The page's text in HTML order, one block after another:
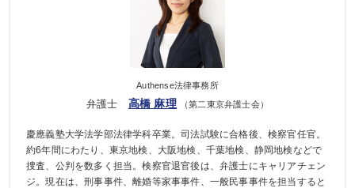
Authense法律事務所
弁護士 高橋 麻理 （第二東京弁護士会）
慶應義塾大学法学部法律学科卒業。司法試験に合格後、検察官任官。
約6年間にわたり、東京地検、大阪地検、千葉地検、静岡地検などで
捜査、公判を数多く担当。検察官退官後は、弁護士にキャリアチェン
ジ。現在は、刑事事件、離婚等家事事件、一般民事事件を担当すると